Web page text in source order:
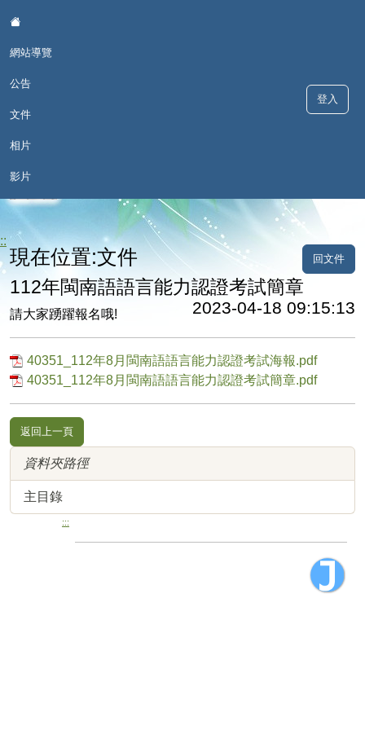
網站導覽
公告
文件
相片
影片
登入
言網
回文件
現在位置:文件
112年閩南語語言能力認證考試簡章
2023-04-18 09:15:13
請大家踴躍報名哦!
40351_112年8月閩南語語言能力認證考試海報.pdf
40351_112年8月閩南語語言能力認證考試簡章.pdf
返回上一頁
資料夾路徑
主目錄
:::